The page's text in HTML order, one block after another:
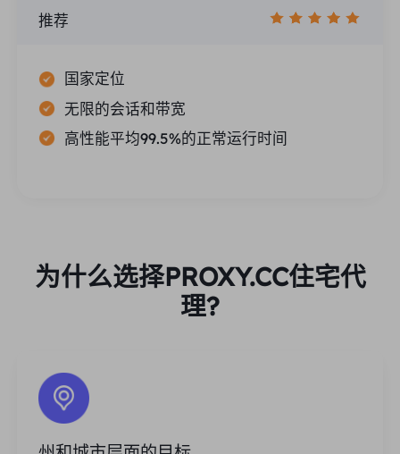
推荐
国家定位
无限的会话和带宽
高性能平均99.5%的正常运行时间
为什么选择PROXY.CC住宅代
理?